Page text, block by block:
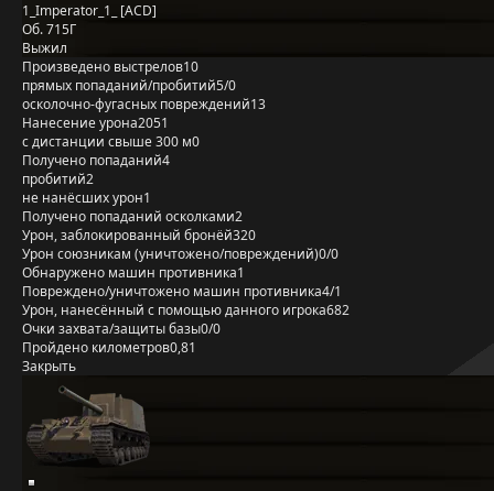
1_Imperator_1_ [ACD]
Об. 715Г
Выжил
Произведено выстрелов10
прямых попаданий/пробитий5/0
осколочно-фугасных повреждений13
Нанесение урона2051
с дистанции свыше 300 м0
Получено попаданий4
пробитий2
не нанёсших урон1
Получено попаданий осколками2
Урон, заблокированный бронёй320
Урон союзникам (уничтожено/повреждений)0/0
Обнаружено машин противника1
Повреждено/уничтожено машин противника4/1
Урон, нанесённый с помощью данного игрока682
Очки захвата/защиты базы0/0
Пройдено километров0,81
Закрыть